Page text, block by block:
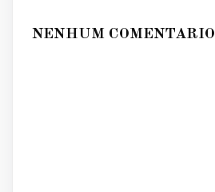
NENHUM COMENTÁRIO